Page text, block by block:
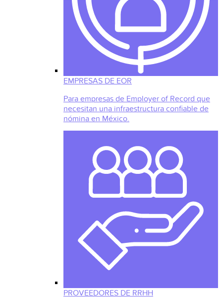
EMPRESAS DE EOR
Para empresas de Employer of Record que
necesitan una infraestructura confiable de
nómina en México.
PROVEEDORES DE RRHH